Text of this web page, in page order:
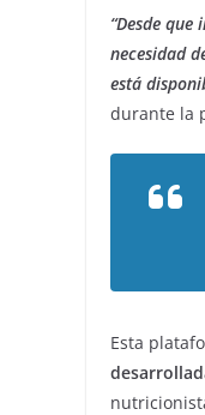
“Desde
necesidad
está
durante la
Esta